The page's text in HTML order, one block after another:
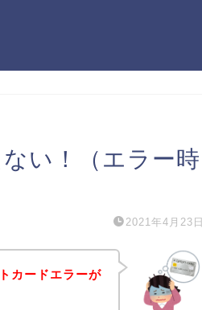
い！（エラー時
2021年4月23日
カードエラーが